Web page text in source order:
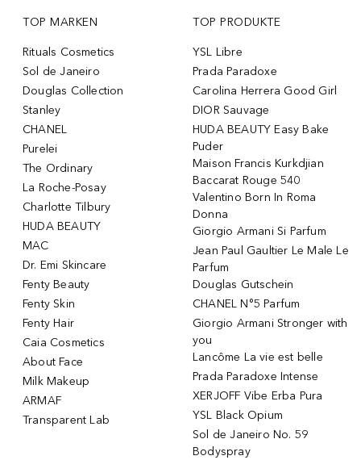
TOP MARKEN
Rituals Cosmetics
Sol de Janeiro
Douglas Collection
Stanley
CHANEL
Purelei
The Ordinary
La Roche-Posay
Charlotte Tilbury
HUDA BEAUTY
MAC
Dr. Emi Skincare
Fenty Beauty
Fenty Skin
Fenty Hair
Caia Cosmetics
About Face
Milk Makeup
ARMAF
Transparent Lab
TOP PRODUKTE
YSL Libre
Prada Paradoxe
Carolina Herrera Good Girl
DIOR Sauvage
HUDA BEAUTY Easy Bake
Puder
Maison Francis Kurkdjian
Baccarat Rouge 540
Valentino Born In Roma
Donna
Giorgio Armani Si Parfum
Jean Paul Gaultier Le Male Le
Parfum
Douglas Gutschein
CHANEL N°5 Parfum
Giorgio Armani Stronger with
you
Lancôme La vie est belle
Prada Paradoxe Intense
XERJOFF Vibe Erba Pura
YSL Black Opium
Sol de Janeiro No. 59
Bodyspray